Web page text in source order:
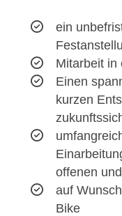
ein
Mitarbeit in
Einen
kurzen
offenen
auf
Bike